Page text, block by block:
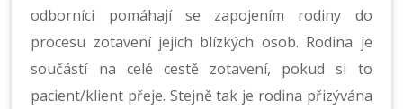
odborníci pomáhají se zapojením rodiny do
procesu zotavení jejich blízkých osob. Rodina je
součástí na celé cestě zotavení, pokud si to
pacient/klient přeje. Stejně tak je rodina přizývána